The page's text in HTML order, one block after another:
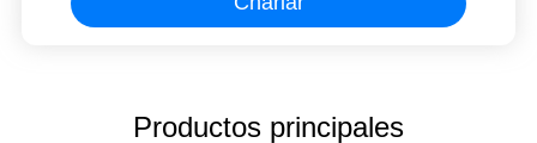
Productos principales